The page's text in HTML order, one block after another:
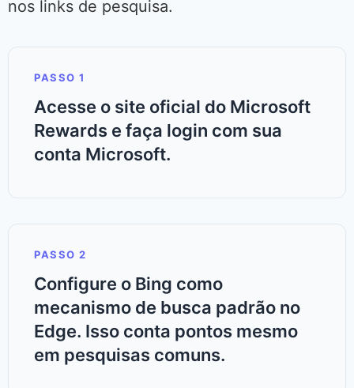
nos links de pesquisa.
PASSO 1
Acesse o site oficial do Microsoft
Rewards e faça login com sua
conta Microsoft.
PASSO 2
Configure o Bing como
mecanismo de busca padrão no
Edge. Isso conta pontos mesmo
em pesquisas comuns.